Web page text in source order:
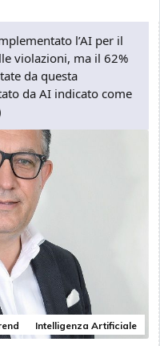
l’AI per il
violazioni, ma il 62%
da questa
da AI indicato come
Intelligenza Artificiale